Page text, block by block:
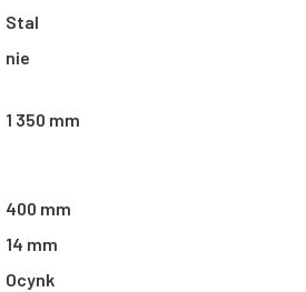
Stal
nie
1 350 mm
400 mm
14 mm
Ocynk